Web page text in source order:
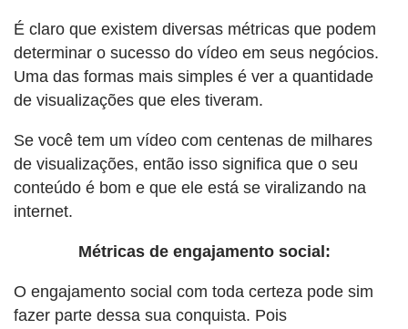
É claro que existem diversas métricas que podem
determinar o sucesso do vídeo em seus negócios.
Uma das formas mais simples é ver a quantidade
de visualizações que eles tiveram.
Se você tem um vídeo com centenas de milhares
de visualizações, então isso significa que o seu
conteúdo é bom e que ele está se viralizando na
internet.
Métricas de engajamento social:
O engajamento social com toda certeza pode sim
fazer parte dessa sua conquista. Pois